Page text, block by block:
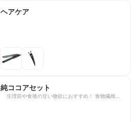
ヘアケア
純ココアセット
生理前や食後の甘い物欲におすすめ！ 食物繊維や